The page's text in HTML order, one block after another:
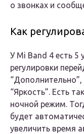
о звонках и
Как
У Mi Band 4 есть 5
регулировки
“Дополнительно”,
“Яркость”. Есть
ночной режим.
будет
увеличить время